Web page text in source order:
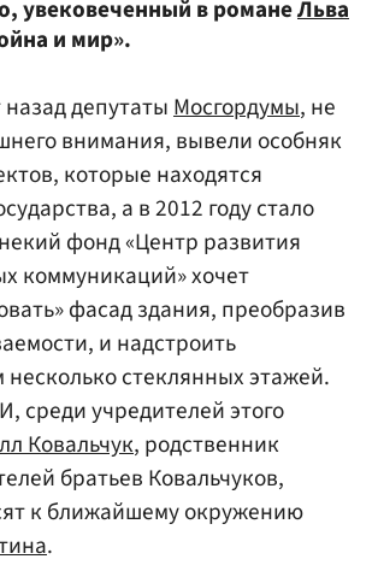
увековеченный в романеЛьва
и мир».
депутатыМосгордумы, не
внимания, вывели особняк
которые находятся
а в 2012 году стало
фонд «Центр развития
коммуникаций» хочет
фасад здания, преобразив
и надстроить
несколько стеклянных этажей.
среди учредителей этого
Ковальчук, родственник
братьев Ковальчуков,
к ближайшему окружению
.